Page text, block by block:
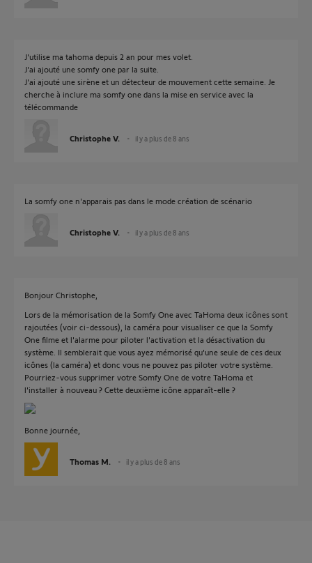
J'utilise ma tahoma depuis 2 an pour mes volet.
J'ai ajouté une somfy one par la suite.
J'ai ajouté une sirène et un détecteur de mouvement cette semaine. Je
cherche à inclure ma somfy one dans la mise en service avec la
télécommande
Christophe V. il y a plus de 8 ans
La somfy one n'apparais pas dans le mode création de scénario
Christophe V. il y a plus de 8 ans
Bonjour Christophe,
Lors de la mémorisation de la Somfy One avec TaHoma deux icônes sont
rajoutées (voir ci-dessous), la caméra pour visualiser ce que la Somfy
One filme et l'alarme pour piloter l'activation et la désactivation du
système. Il semblerait que vous ayez mémorisé qu'une seule de ces deux
icônes (la caméra) et donc vous ne pouvez pas piloter votre système.
Pourriez-vous supprimer votre Somfy One de votre TaHoma et
l'installer à nouveau ? Cette deuxième icône apparaît-elle ?
Bonne journée,
Thomas M. il y a plus de 8 ans